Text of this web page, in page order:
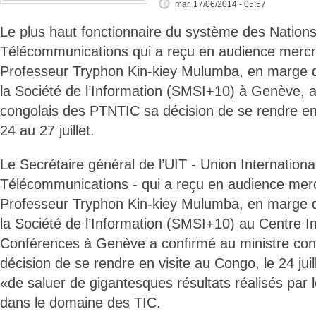
mar, 17/06/2014 - 05:57
Le plus haut fonctionnaire du système des
Télécommunications qui a reçu en audience
Professeur Tryphon Kin-kiey Mulumba, en marge
la Société de l’Information (SMSI+10) à Genève,
congolais des PTNTIC sa décision de se rendre
24 au 27 juillet.
Le Secrétaire général de l’UIT - Union
Télécommunications - qui a reçu en audience
Professeur Tryphon Kin-kiey Mulumba, en marge
la Société de l’Information (SMSI+10) au Centre
Conférences à Genève a confirmé au ministre
décision de se rendre en visite au Congo, le 24
«de saluer de gigantesques résultats réalisés par
dans le domaine des TIC.